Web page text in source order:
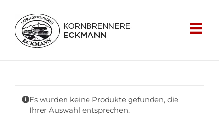
content
Es wurden keine Produkte gefunden, die
Ihrer Auswahl entsprechen.